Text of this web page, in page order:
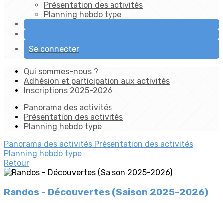
Présentation des activités
Planning hebdo type
Se connecter
Qui sommes-nous ?
Adhésion et participation aux activités
Inscriptions 2025-2026
Panorama des activités
Présentation des activités
Planning hebdo type
Panorama des activités Présentation des activités
Planning hebdo type
Retour
Randos - Découvertes (Saison 2025-2026)